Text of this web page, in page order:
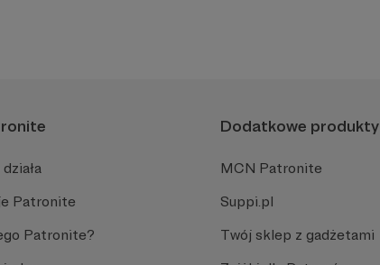
Patronite
Patronite?
Dodatkowe produkty
MCN Patronite
Suppi.pl
Twój sklep z gadżetami